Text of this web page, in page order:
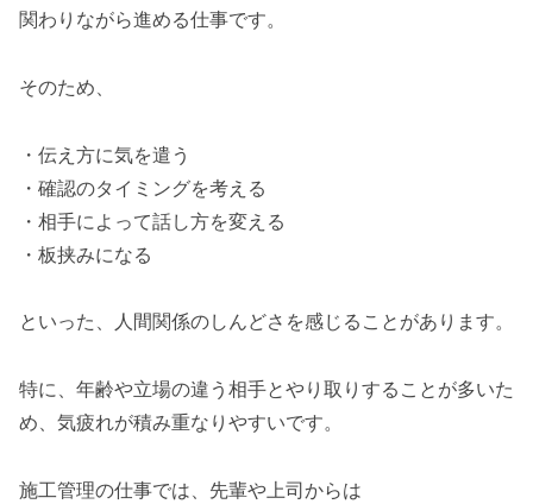
関わりながら進める仕事です。
そのため、
・伝え方に気を遣う
・確認のタイミングを考える
・相手によって話し方を変える
・板挟みになる
といった、人間関係のしんどさを感じることがあります。
特に、年齢や立場の違う相手とやり取りすることが多いた
め、気疲れが積み重なりやすいです。
施工管理の仕事では、先輩や上司からは